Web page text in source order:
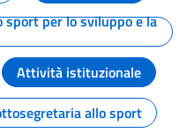
sport per lo sviluppo e la
Attività istituzionale
allo sport